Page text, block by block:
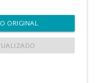
ORIGINAL